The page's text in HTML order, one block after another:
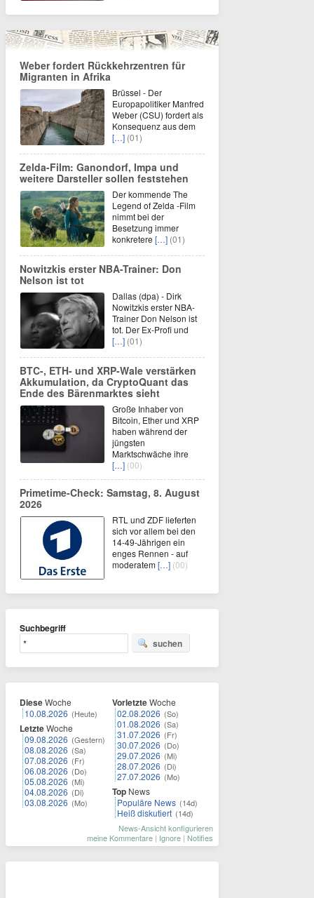
Weber fordert Rückkehrzentren für
Migranten in Afrika
Brüssel - Der
Europapolitiker Manfred
Weber (CSU) fordert als
Konsequenz aus dem
[…] (01)
Zelda-Film: Ganondorf, Impa und
weitere Darsteller sollen feststehen
Der kommende The
Legend of Zelda -Film
nimmt bei der
Besetzung immer
konkretere […] (01)
Nowitzkis erster NBA-Trainer: Don
Nelson ist tot
Dallas (dpa) - Dirk
Nowitzkis erster NBA-
Trainer Don Nelson ist
tot. Der Ex-Profi und
[…] (01)
BTC-, ETH- und XRP-Wale verstärken
Akkumulation, da CryptoQuant das
Ende des Bärenmarktes sieht
Große Inhaber von
Bitcoin, Ether und XRP
haben während der
jüngsten
Marktschwäche ihre
[…] (00)
Primetime-Check: Samstag, 8. August
2026
RTL und ZDF lieferten
sich vor allem bei den
14-49-Jährigen ein
enges Rennen - auf
moderatem[…] (00)
Suchbegriff
suchen
DieseWoche
10.08.2026 (Heute)
LetzteWoche
09.08.2026 (Gestern)
08.08.2026 (Sa)
07.08.2026 (Fr)
06.08.2026 (Do)
05.08.2026 (Mi)
04.08.2026 (Di)
03.08.2026 (Mo)
VorletzteWoche
02.08.2026 (So)
01.08.2026 (Sa)
31.07.2026 (Fr)
30.07.2026 (Do)
29.07.2026 (Mi)
28.07.2026 (Di)
27.07.2026 (Mo)
Top News
Populäre News (14d)
Heiß diskutiert (14d)
News-Ansicht konfigurieren
meine Kommentare | Ignore | Notifies